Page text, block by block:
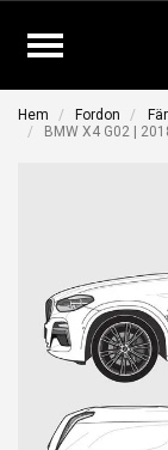
Hem Fordon
BMW X4 G02 |